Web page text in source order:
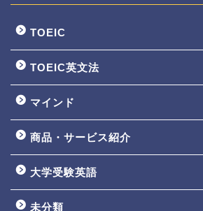
TOEIC
TOEIC英文法
マインド
商品・サービス紹介
大学受験英語
未分類
TOEIC3ヵ月で